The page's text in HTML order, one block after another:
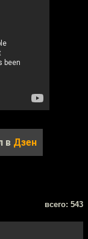
в Дзен
всего: 543